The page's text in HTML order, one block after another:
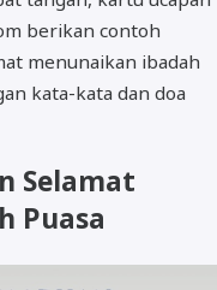
berikan contoh
menunaikan ibadah
kata-kata dan doa
Selamat
Puasa